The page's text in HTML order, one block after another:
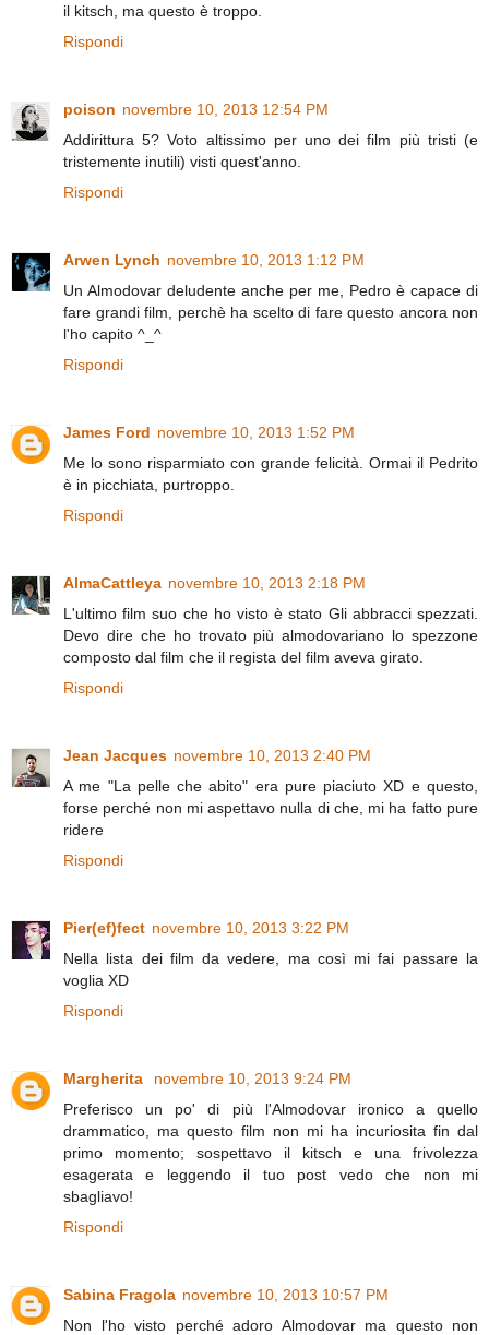
il kitsch, ma questo è troppo.
Rispondi
poison novembre 10, 2013 12:54 PM
Addirittura 5? Voto altissimo per uno dei film più tristi (e
tristemente inutili) visti quest'anno.
Rispondi
Arwen Lynch novembre 10, 2013 1:12 PM
Un Almodovar deludente anche per me, Pedro è capace di
fare grandi film, perchè ha scelto di fare questo ancora non
l'ho capito ^_^
Rispondi
James Ford novembre 10, 2013 1:52 PM
Me lo sono risparmiato con grande felicità. Ormai il Pedrito
è in picchiata, purtroppo.
Rispondi
AlmaCattleya novembre 10, 2013 2:18 PM
L'ultimo film suo che ho visto è stato Gli abbracci spezzati.
Devo dire che ho trovato più almodovariano lo spezzone
composto dal film che il regista del film aveva girato.
Rispondi
Jean Jacques novembre 10, 2013 2:40 PM
A me "La pelle che abito" era pure piaciuto XD e questo,
forse perché non mi aspettavo nulla di che, mi ha fatto pure
ridere
Rispondi
Pier(ef)fect novembre 10, 2013 3:22 PM
Nella lista dei film da vedere, ma così mi fai passare la
voglia XD
Rispondi
Margherita
novembre 10, 2013 9:24 PM
Preferisco un po' di più l'Almodovar ironico a quello
drammatico, ma questo film non mi ha incuriosita fin dal
primo momento; sospettavo il kitsch e una frivolezza
esagerata e leggendo il tuo post vedo che non mi
sbagliavo!
Rispondi
Sabina Fragola novembre 10, 2013 10:57 PM
Non l'ho visto perché adoro Almodovar ma questo non